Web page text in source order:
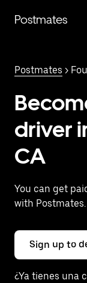
contenido
Postmates
Postmates >
driver
CA
You can get
with Postmates.
Sign up to
¿Ya tienes una